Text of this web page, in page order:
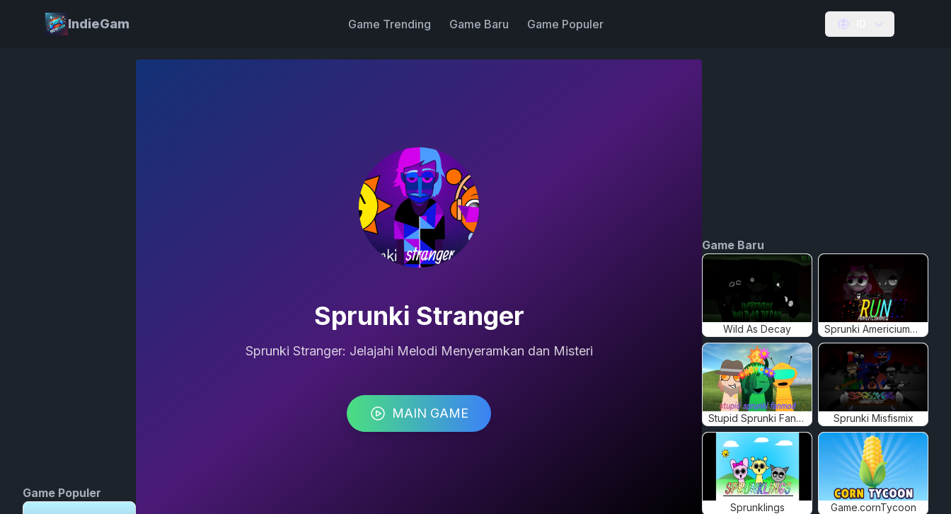
IndieGam Game Trending Game Baru Game Populer
Game Populer
Sprunki Stranger
Sprunki Stranger: Jelajahi Melodi Menyeramkan dan Misteri
MAIN GAME
Game Baru
Wild As Decay Sprunki Americiumed
Stupid Sprunki Fanmod Sprunki Misfismix
Sprunklings Game.cornTycoon